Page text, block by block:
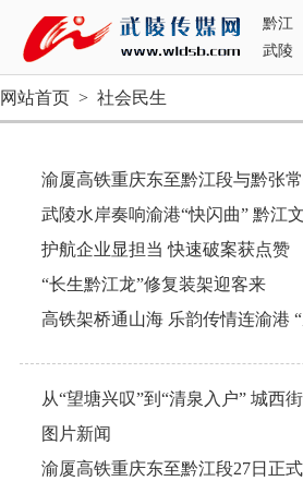
黔江
武陵
网站首页 > 社会民生
渝厦高铁重庆东至黔江段与黔张
武陵水岸奏响渝港“快闪曲” 黔江
护航企业显担当 快速破案获点赞
“长生黔江龙”修复装架迎客来
从“望塘兴叹”到“清泉入户” 城西
图片新闻